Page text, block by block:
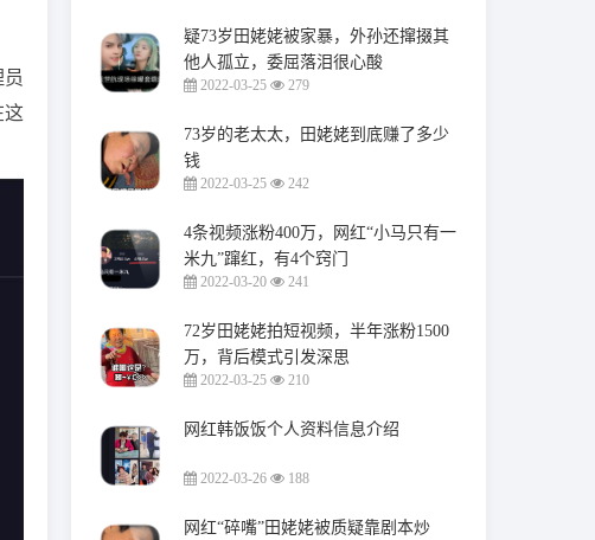
疑73岁田姥姥被家暴，外孙还撺掇其
他人孤立，委屈落泪很心酸
2022-03-25 279
73岁的老太太，田姥姥到底赚了多少
钱
2022-03-25 242
4条视频涨粉400万，网红“小马只有一
米九”蹿红，有4个窍门
2022-03-20 241
72岁田姥姥拍短视频，半年涨粉1500
万，背后模式引发深思
2022-03-25 210
网红韩饭饭个人资料信息介绍
2022-03-26 188
网红“碎嘴”田姥姥被质疑靠剧本炒